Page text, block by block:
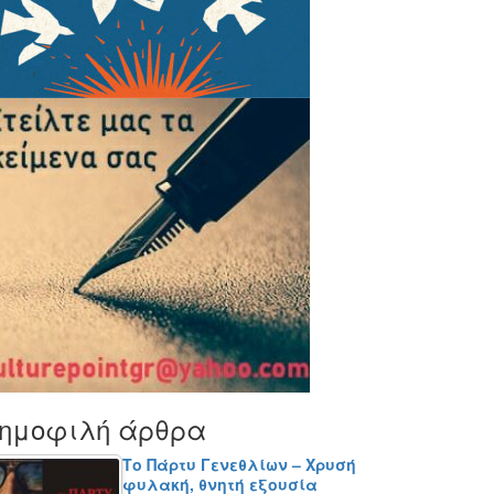
άρθρα
Το Πάρτυ Γενεθλίων – Χρυσή
φυλακή, θνητή εξουσία